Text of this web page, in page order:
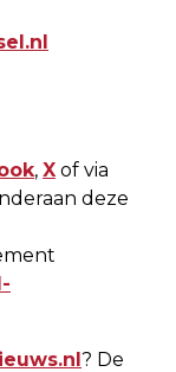
, X of via
deze
? De